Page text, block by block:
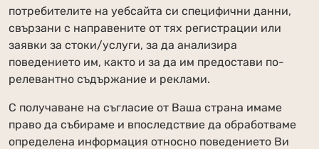
потребителите на уебсайта си специфични данни,
свързани с направените от тях регистрации или
заявки за стоки/услуги, за да анализира
поведението им, както и за да им предостави по-
релевантно съдържание и реклами.
С получаване на съгласие от Ваша страна имаме
право да събираме и впоследствие да обработваме
определена информация относно поведението Ви